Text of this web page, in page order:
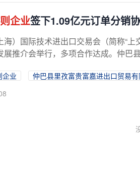
企业签下1.09亿元订单分销
海）国际技术进出口交易会（简称“上
展推介会举行，多项合作达成。仲巴
企业
仲巴县里孜富贵富嘉进出口贸易